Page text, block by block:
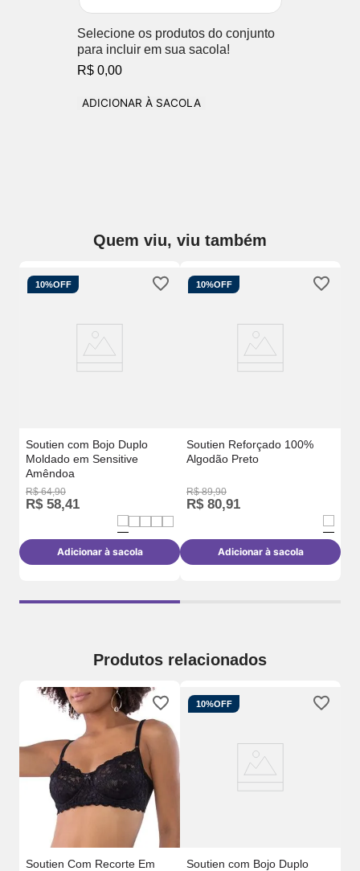
Selecione os produtos do conjunto
para incluir em sua sacola!
R$ 0,00
ADICIONAR À SACOLA
Quem viu, viu também
10%OFF
Soutien com Bojo Duplo
Moldado em Sensitive
Amêndoa
R$ 64,90
R$ 58,41
Adicionar à sacola
10%OFF
Soutien Reforçado 100%
Algodão Preto
R$ 89,90
R$ 80,91
Adicionar à sacola
Produtos relacionados
Soutien Com Recorte Em
10%OFF
Soutien com Bojo Duplo